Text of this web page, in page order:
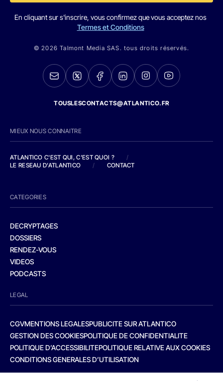
En cliquant sur s'inscrire, vous confirmez que vous acceptez nos
Termes et Conditions
© 2026 Talmont Media SAS. tous droits réservés.
TOUSLESCONTACTS@ATLANTICO.FR
MIEUX NOUS CONNAITRE
ATLANTICO C'EST QUI, C'EST QUOI ?
/
LE RESEAU D'ATLANTICO
/ CONTACT
CATEGORIES
DECRYPTAGES
DOSSIERS
RENDEZ-VOUS
VIDEOS
PODCASTS
LEGAL
CGVMENTIONS LEGALESPUBLICITE SUR ATLANTICO
GESTION DES COOKIESPOLITIQUE DE CONFIDENTIALITE
POLITIQUE D’ACCESSIBILITEPOLITIQUE RELATIVE AUX COOKIES
CONDITIONS GENERALES D’UTILISATION